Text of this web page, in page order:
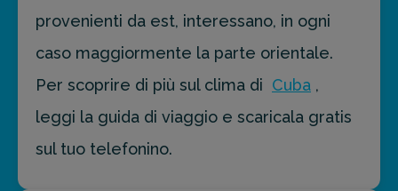
provenienti da est, interessano, in ogni
caso maggiormente la parte orientale.
Per scoprire di più sul clima di Cuba ,
leggi la guida di viaggio e scaricala gratis
sul tuo telefonino.